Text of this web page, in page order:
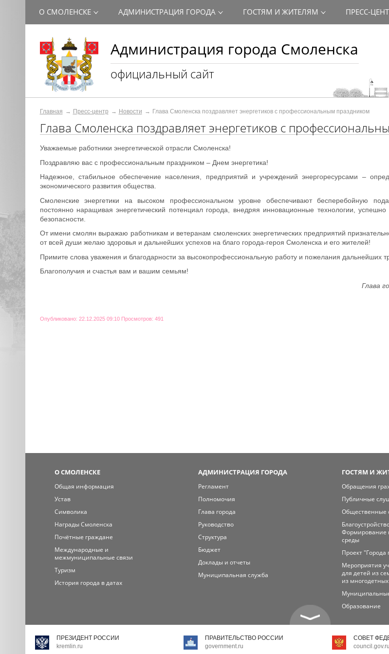
Администрация города Смоленска
официальный сайт
О СМОЛЕНСКЕ АДМИНИСТРАЦИЯ ГОРОДА ГОСТЯМ И ЖИТЕЛЯМ ПРЕСС-
Главная Пресс-центр Новости Глава Смоленска поздравляет энергетиков с профессиональным праздником
Глава Смоленска поздравляет энергетиков с
Уважаемые работники энергетической отрасли Смоленска!
Поздравляю вас с профессиональным праздником – Днем энергетика!
Надежное, стабильное обеспечение населения, предприятий и учреждений энергоресурсами –
экономического развития общества.
Смоленские энергетики на высоком профессиональном уровне обеспечивают бесперебойную
постоянно наращивая энергетический потенциал города, внедряя инновационные технологии, успешно
безопасности.
От имени смолян выражаю работникам и ветеранам смоленских энергетических предприятий
от всей души желаю здоровья и дальнейших успехов на благо города-героя Смоленска и его жителей!
Примите слова уважения и благодарности за высокопрофессиональную работу и пожелания дальнейших
Благополучия и счастья вам и вашим семьям!
Глава
Опубликовано: 22.12.2025 09:10 Просмотров: 491
О СМОЛЕНСКЕ
Общая информация
Устав
Символика
Награды Смоленска
Почётные граждане
Международные и
межмуниципальные связи
Туризм
История города в датах
АДМИНИСТРАЦИЯ ГОРОДА
Регламент
Полномочия
Глава города
Руководство
Структура
Бюджет
Доклады и отчеты
Муниципальная служба
ГОСТЯМ И
Обращения
Публичные
Общественные
Формирование
среды
Проект "Города
Мероприятия
для детей из
из
Образование
ПРЕЗИДЕНТ РОССИИ
kremlin.ru
ПРАВИТЕЛЬСТВО РОССИИ
government.ru
СОВЕТ
council.gov.ru